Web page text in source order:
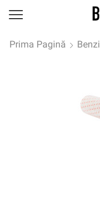
Prima Pagină Benzi